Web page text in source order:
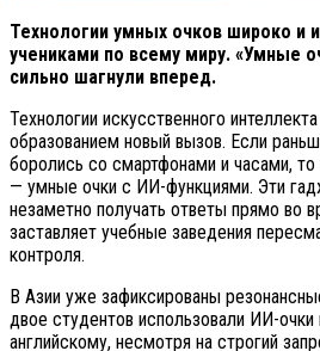
Технологии умных очков широко и
учениками по всему миру. «Умные
сильно шагнули вперед.
Технологии искусственного
образованием новый вызов. Если
боролись со смартфонами и часами, то
— умные очки с ИИ-функциями. Эти
незаметно получать ответы прямо во
заставляет учебные заведения
контроля.
В Азии уже зафиксированы
двое студентов использовали ИИ-очки
английскому, несмотря на строгий